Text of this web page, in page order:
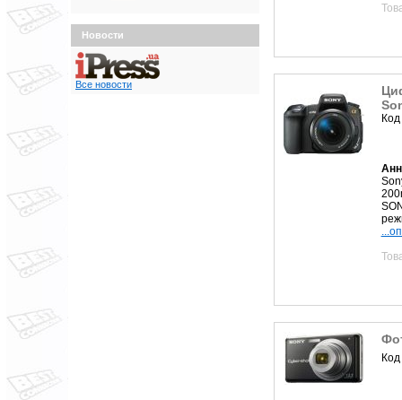
Новости
Все новости